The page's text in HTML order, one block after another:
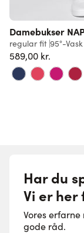
Damebukser
regular fit 95°-Vask
589,00 kr.
Har du
Vi er her
Vores
gode råd.